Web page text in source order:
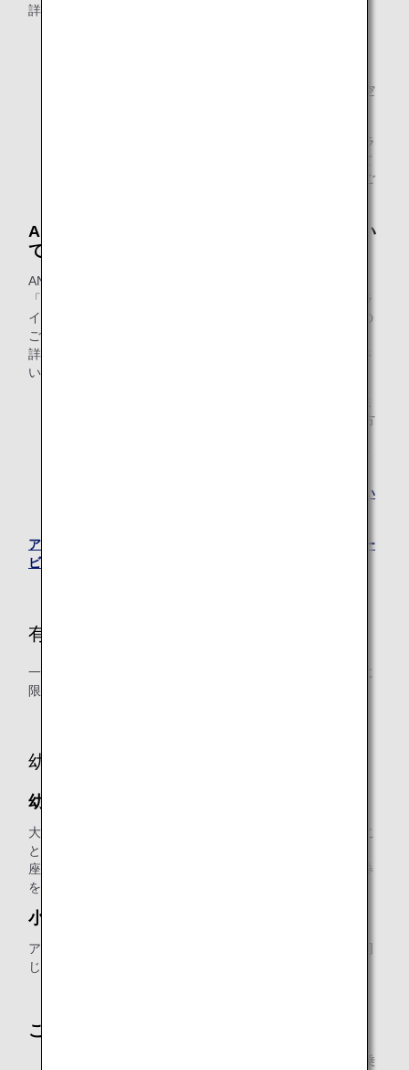
詳細は「
あらかじめ特典をご利用になる全区間のご購入済み航空
ANAカードファミリーマイルおよびANAマイレージクラ
ブファミリーアカウントサービス（AFA）に参加されて
いるご家族は、特典交換に必要なマイル数を合算してご
ANAアップグレードポイントでのご利用につい
て*
ANA「ダイヤモンドサービス」・「プラチナサービス」・
「ブロンズサービス」各メンバーおよび、ANAスーパーフラ
イヤーズ会員のお客様は、ANAアップグレードポイントでの
ご利用も承ります。
詳しくは、ANAプレミアムメンバーサービスをご確認くださ
い。
アムメンバーならびにスーパーフライヤーズ本会員の方
アップグレードポイントのサービス終了につい
アップグレードポイントとは（ANAプレミアムメンバーサー
ビス）
有効期間
一度お申し込みいただいたアップグレード特典はご予約便に
限り有効です。
幼児・小児のご利用
幼児（2歳未満のお子様）
大人1人につき1名まで、大人のひざの上にお乗りいただくこ
とで無料でご利用いただけます。
座席をご利用の場合は、アップグレード対象運賃にて航空券
をご購入の上、大人と同じマイル数が必要です。
小児（2歳以上12歳未満のお子様）
アップグレード対象運賃にて航空券をご購入の上、大人と同
じマイル数が必要です。
ご注意
プレミアムメンバーご本人様がご自身のマイルでご搭乗